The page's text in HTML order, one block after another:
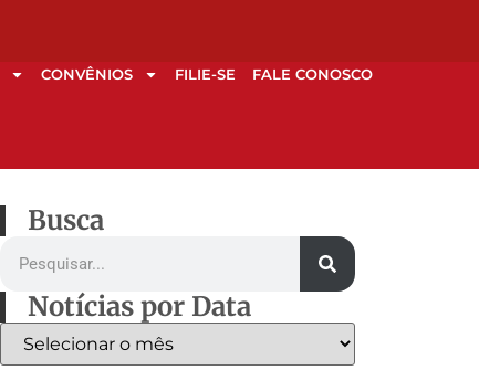
CONVÊNIOS FILIE-SE FALE CONOSCO
Busca
Notícias por Data